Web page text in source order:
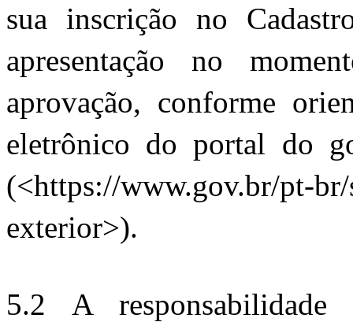
sua inscrição no
apresentação no
aprovação, conforme
eletrônico do portal do
(<https://www.gov.br/pt-
exterior>).
5.2 A